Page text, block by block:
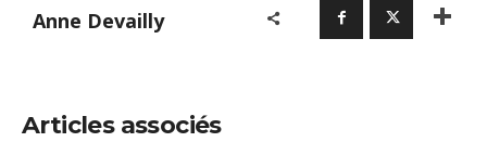
Anne Devailly
Articles associés